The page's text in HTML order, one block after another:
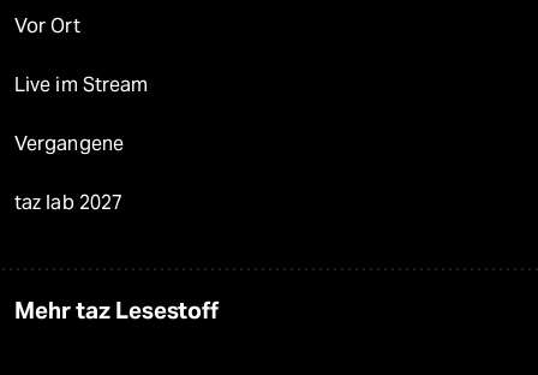
Vor Ort
Live im Stream
Vergangene
taz lab 2027
Mehr taz Lesestoff